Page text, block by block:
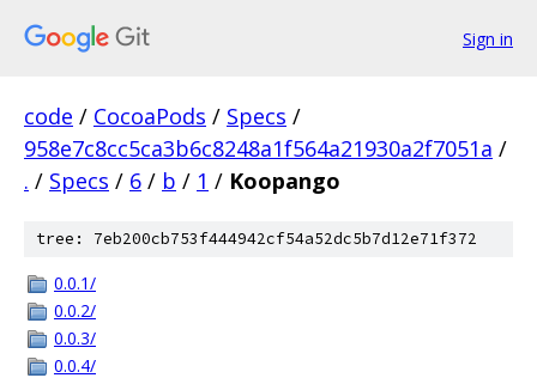
Sign in
code / CocoaPods / Specs /
958e7c8cc5ca3b6c8248a1f564a21930a2f7051a /
. / Specs / 6 / b / 1 / Koopango
tree: 7eb200cb753f444942cf54a52dc5b7d12e71f372
0.0.1/
0.0.2/
0.0.3/
0.0.4/